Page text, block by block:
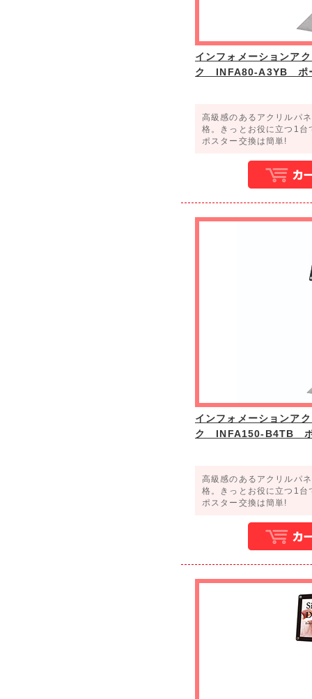
インフォメーションア
ク INFA80-A3YB ポ
高級感のあるアクリルパ
格。きっとお役に立つ1台
ポスター交換は簡単!
インフォメーションア
ク INFA150-B4TB ボ
高級感のあるアクリルパ
格。きっとお役に立つ1台
ポスター交換は簡単!